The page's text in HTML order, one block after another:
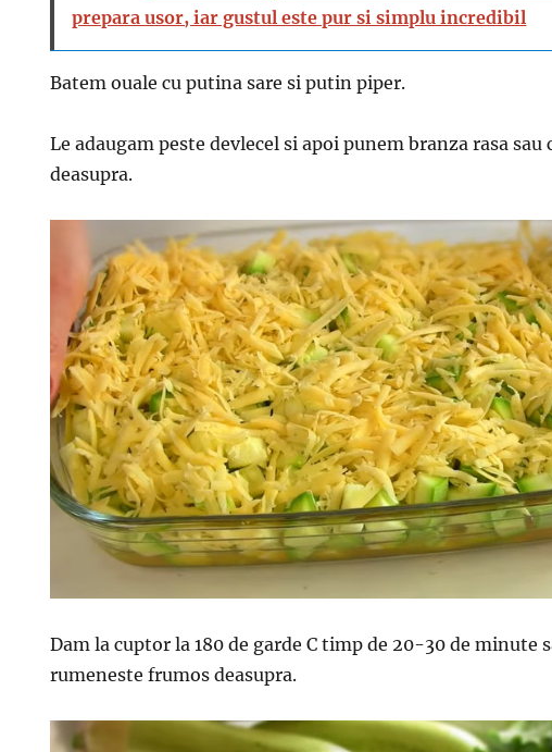
prepara usor, iar gustul este pur si simplu incredibil
Batem ouale cu putina sare si putin piper.
Le adaugam peste devlecel si apoi punem branza rasa sau
deasupra.
Dam la cuptor la 180 de garde C timp de 20-30 de minute
rumeneste frumos deasupra.